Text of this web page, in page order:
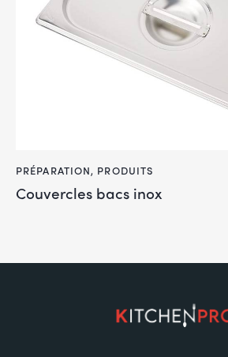
PRÉPARATION, PRODUITS
Couvercles bacs inox